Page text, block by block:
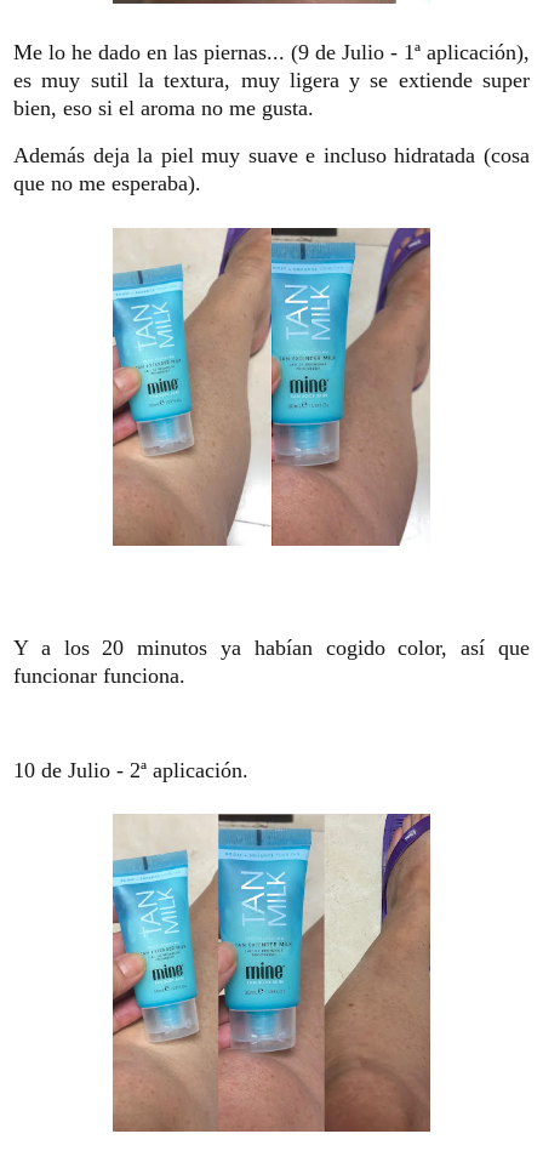
Me lo he dado en las piernas... (9 de Julio - 1ª aplicación),
es muy sutil la textura, muy ligera y se extiende super
bien, eso si el aroma no me gusta.
Además deja la piel muy suave e incluso hidratada (cosa
que no me esperaba).
Y a los 20 minutos ya habían cogido color, así que
funcionar funciona.
10 de Julio - 2ª aplicación.